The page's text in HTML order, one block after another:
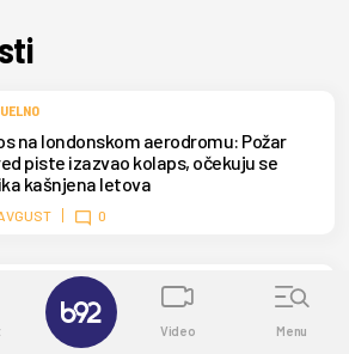
na londonskom aerodromu: Požar
piste izazvao kolaps, očekuju se
kašnjena letova
0
pozlilo na plaži, helikopter Hitne
spasao je u poslednjem trenutku
Video Menu
✕